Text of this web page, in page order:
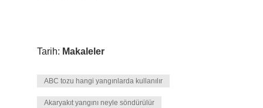
Tarih: Makaleler
ABC tozu hangi yangınlarda kullanılır
Akaryakıt yangını neyle söndürülür